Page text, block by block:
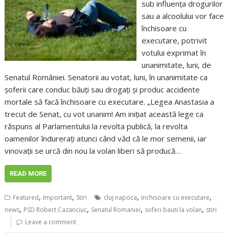
sub influența drogurilor
sau a alcoolului vor face
închisoare cu
executare, potrivit
votului exprimat în
unanimitate, luni, de
Senatul României. Senatorii au votat, luni, în unanimitate ca
şoferii care conduc băuţi sau drogaţi şi produc accidente
mortale să facă închisoare cu executare. „Legea Anastasia a
trecut de Senat, cu vot unanim! Am inițiat această lege ca
răspuns al Parlamentului la revolta publică, la revolta
oamenilor îndurerați atunci când văd că le mor semenii, iar
vinovații se urcă din nou la volan liberi să producă…
READ MORE
Featured, Important, Stiri cluj napoca, inchisoare cu executare,
news, PSD Robert Cazanciuc, Senatul Romaniei, soferi bauti la volan, stiri
Leave a comment